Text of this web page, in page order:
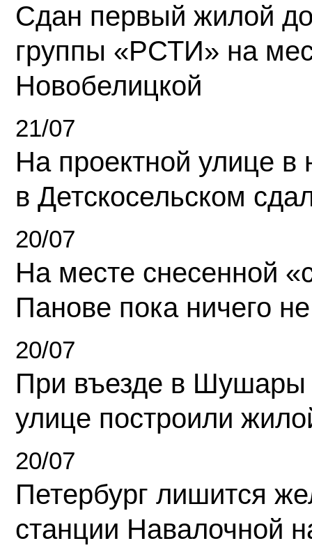
Сдан первый жилой
группы «РСТИ» на
Новобелицкой
21/07
На проектной улице
в Детскосельском
20/07
На месте снесенной
Панове пока ничего
20/07
При въезде в Шушары
улице построили
20/07
Петербург лишится
станции Навалочной